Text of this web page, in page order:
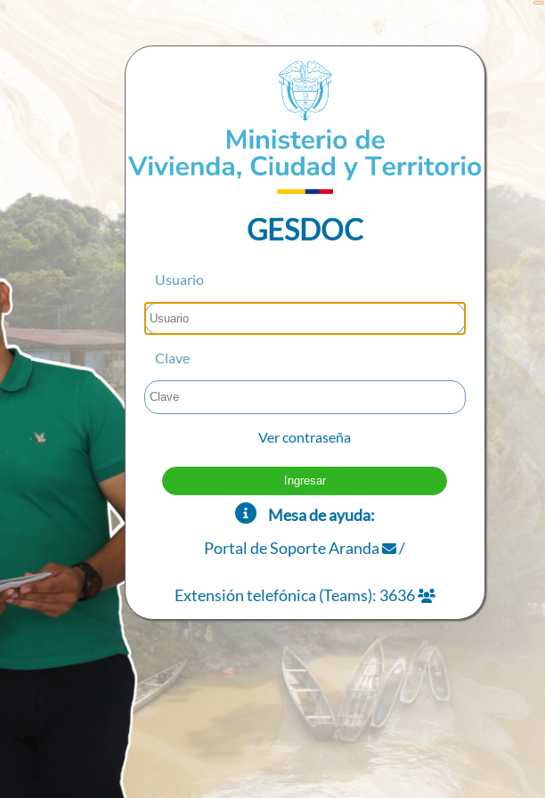
GESDOC
Usuario
Clave
Ver contraseña
Mesa de ayuda:
Portal de Soporte Aranda
/
Extensión telefónica (Teams): 3636